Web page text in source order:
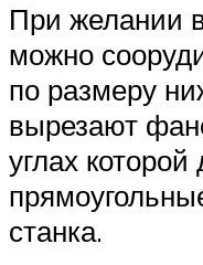
При желании
можно
по размеру
вырезают
углах
станка.